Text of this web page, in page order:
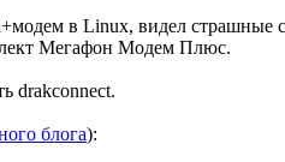
в Linux, видел страшные
Мегафон Модем Плюс.
drakconnect.
блога):